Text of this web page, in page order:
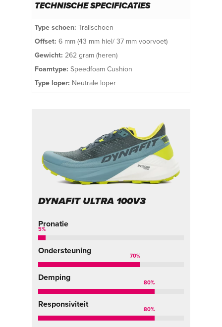
TECHNISCHE SPECIFICATIES
Type schoen: Trailschoen
Offset: 6 mm (43 mm hiel/ 37 mm voorvoet)
Gewicht: 262 gram (heren)
Foamtype: Speedfoam Cushion
Type loper: Neutrale loper
DYNAFIT ULTRA 100V3
Pronatie
5%
Ondersteuning
70%
Demping
80%
Responsiviteit
80%